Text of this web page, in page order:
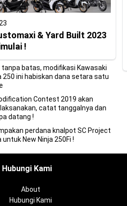
& Yard Built 2023
!
batas, modifikasi Kawasaki
250 ini habiskan dana setara satu
Contest 2019 akan
catat tanggalnya dan
datang !
perdana knalpot SC Project
untuk New Ninja 250Fi !
Hubungi Kami
About
Hubungi Kami